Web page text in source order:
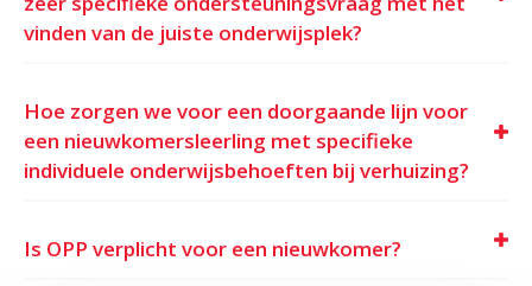
vinden van de juiste onderwijsplek?
Hoe zorgen we voor een doorgaande lijn voor
een nieuwkomersleerling met specifieke
individuele onderwijsbehoeften bij verhuizing?
Is OPP verplicht voor een nieuwkomer?